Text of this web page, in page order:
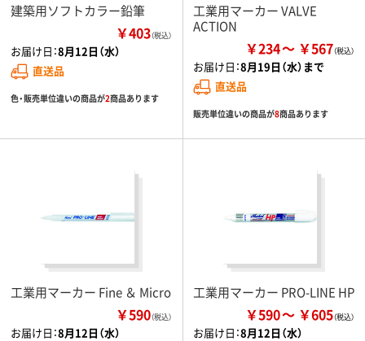
建築用ソフトカラー鉛筆
￥403（税込）
お届け日：8月12日（水）
直送品
色・販売単位違いの商品が2商品あります
工業用マーカー VALVE
ACTION
￥234 ￥567
お届け日：8月19日（水）まで
直送品
販売単位違いの商品が8商品あります
工業用マーカー Fine ＆ Micro
￥590（税込）
お届け日：8月12日（水）
工業用マーカー PRO-LINE HP
￥590 ￥605
お届け日：8月12日（水）